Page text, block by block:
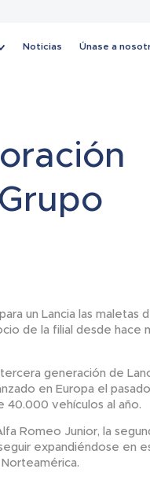
Noticias Únase a
un Lancia las maletas
de la filial desde hace
generación de
en Europa el
40.000 vehículos al año.
Romeo Junior, la
expandiéndose en